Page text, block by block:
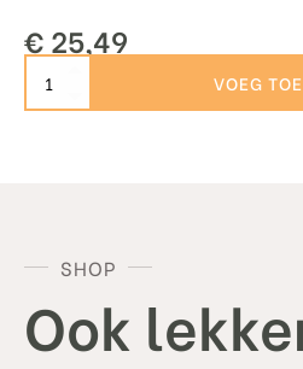
€ 25,49
BEEK
SHOP
Ook